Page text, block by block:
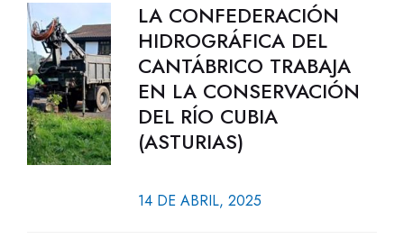
LA CONFEDERACIÓN
HIDROGRÁFICA DEL
CANTÁBRICO TRABAJA
EN LA CONSERVACIÓN
DEL RÍO CUBIA
(ASTURIAS)
14 DE ABRIL, 2025